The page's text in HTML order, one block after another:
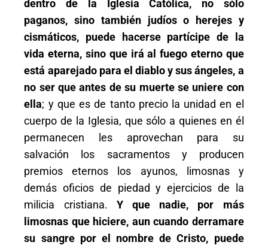
dentro de la Iglesia Católica, no sólo
paganos, sino también judíos o herejes y
cismáticos, puede hacerse partícipe de la
vida eterna, sino que irá al fuego eterno que
está aparejado para el diablo y sus ángeles, a
no ser que antes de su muerte se uniere con
ella; y que es de tanto precio la unidad en el
cuerpo de la Iglesia, que sólo a quienes en él
permanecen les aprovechan para su
salvación los sacramentos y producen
premios eternos los ayunos, limosnas y
demás oficios de piedad y ejercicios de la
milicia cristiana. Y que nadie, por más
limosnas que hiciere, aun cuando derramare
su sangre por el nombre de Cristo, puede